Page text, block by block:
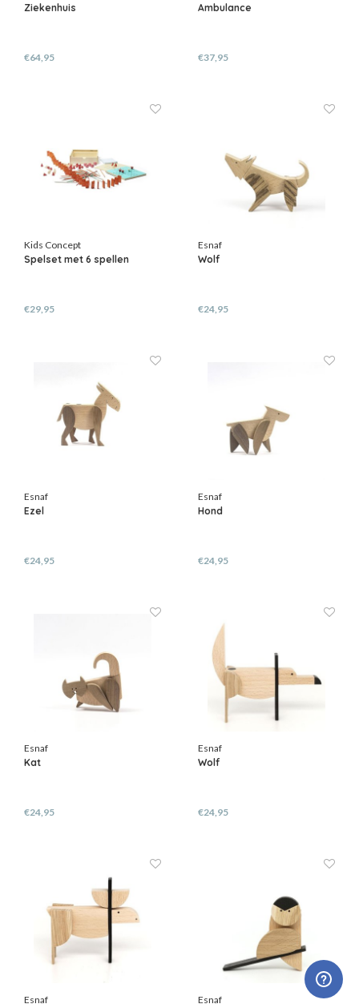
Ziekenhuis
€64,95
Ambulance
€37,95
Kids Concept
Spelset met 6 spellen
€29,95
Esnaf
Wolf
€24,95
Esnaf
Ezel
€24,95
Esnaf
Hond
€24,95
Esnaf
Kat
€24,95
Esnaf
Wolf
€24,95
Esnaf
Esnaf